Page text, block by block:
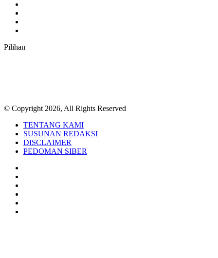
Pilihan
© Copyright 2026, All Rights Reserved
TENTANG KAMI
SUSUNAN REDAKSI
DISCLAIMER
PEDOMAN SIBER